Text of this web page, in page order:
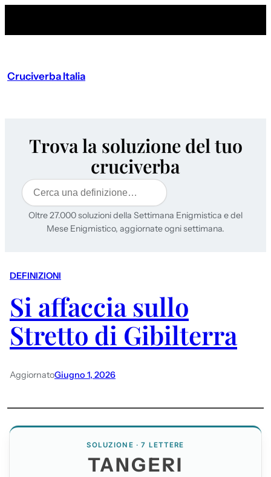
Cruciverba Italia
Trova la soluzione del tuo
cruciverba
Cerca
Oltre 27.000 soluzioni della Settimana Enigmistica e del
Mese Enigmistico, aggiornate ogni settimana.
DEFINIZIONI
Si affaccia sullo
Stretto di Gibilterra
AggiornatoGiugno 1, 2026
SOLUZIONE · 7 LETTERE
TANGERI